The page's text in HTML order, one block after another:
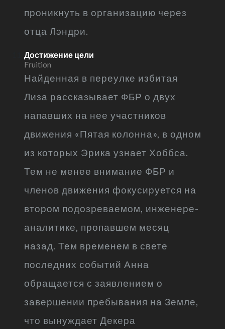
проникнуть в организацию через
отца Лэндри.
Достижение цели
Fruition
Найденная в переулке избитая
Лиза рассказывает ФБР о двух
напавших на нее участников
движения «Пятая колонна», в одном
из которых Эрика узнает Хоббса.
Тем не менее внимание ФБР и
членов движения фокусируется на
втором подозреваемом, инженере-
аналитике, пропавшем месяц
назад. Тем временем в свете
последних событий Анна
обращается с заявлением о
завершении пребывания на Земле,
что вынуждает Декера